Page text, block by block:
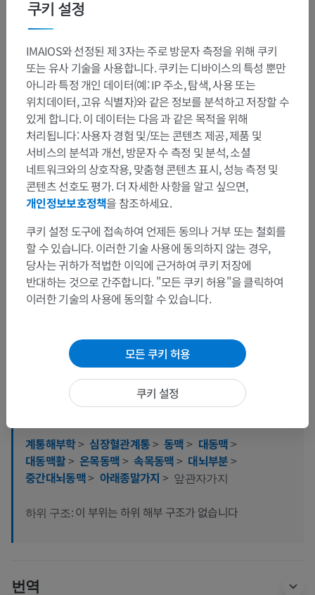
해부학적 계층
계통해부학> 심장혈관계통> 동맥> 대동맥>
대동맥활> 온목동맥> 속목동맥> 대뇌부분>
중간대뇌동맥> 아래종말가지 > 앞관자가지
하위 구조: 이 부위는 하위 해부 구조가 없습니다
번역
쿠키 설정
IMAIOS와 선정된 제 3자는 주로 방문자 측정을 위해 쿠키
또는 유사 기술을 사용합니다. 쿠키는 디바이스의 특성 뿐만
아니라 특정 개인 데이터(예: IP 주소, 탐색, 사용 또는
위치데이터, 고유 식별자)와 같은 정보를 분석하고 저장할 수
있게 합니다. 이 데이터는 다음 과 같은 목적을 위해
처리됩니다: 사용자 경험 및/또는 콘텐츠 제공, 제품 및
서비스의 분석과 개선, 방문자 수 측정 및 분석, 소셜
네트워크와의 상호작용, 맞춤형 콘텐츠 표시, 성능 측정 및
콘텐츠 선호도 평가. 더 자세한 사항을 알고 싶으면,
개인정보보호정책을 참조하세요.
쿠키 설정 도구에 접속하여 언제든 동의나 거부 또는 철회를
할 수 있습니다. 이러한 기술 사용에 동의하지 않는 경우,
당사는 귀하가 적법한 이익에 근거하여 쿠키 저장에
반대하는 것으로 간주합니다. "모든 쿠키 허용"을 클릭하여
이러한 기술의 사용에 동의할 수 있습니다.
모든 쿠키 허용
쿠키 설정